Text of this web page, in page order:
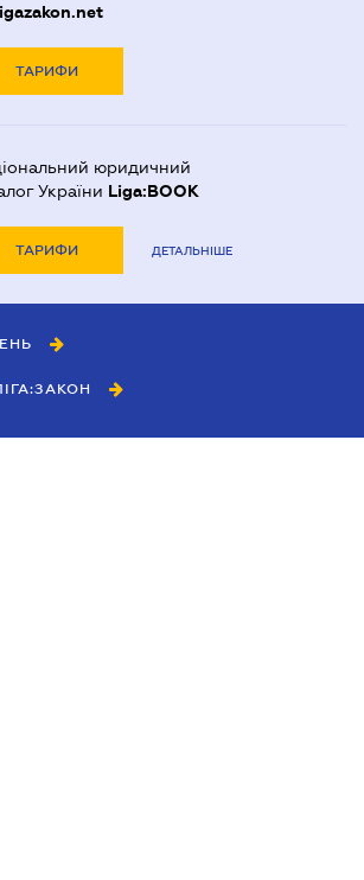
ТАРИФИ
юридичний
України Liga:BOOK
ТАРИФИ ДЕТАЛЬНІШЕ